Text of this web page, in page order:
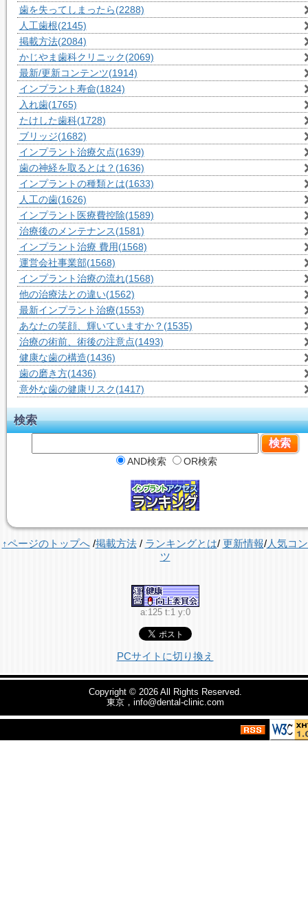
歯を失ってしまったら(2288)
人工歯根(2145)
掲載方法(2084)
かじやま歯科クリニック(2069)
最新/更新コンテンツ(1914)
インプラント寿命(1824)
入れ歯(1765)
たけした歯科(1728)
ブリッジ(1682)
インプラント治療欠点(1639)
歯の神経を取るとは？ (1636)
インプラントの種類とは(1633)
人工の歯(1626)
インプラント医療費控除(1589)
治療後のメンテナンス(1581)
インプラント治療 費用(1568)
運営会社事業部(1568)
インプラント治療の流れ(1568)
他の治療法との違い(1562)
最新インプラント治療(1553)
あなたの笑顔、輝いていますか？ (1535)
治療の術前、術後の注意点(1493)
健康な歯の構造(1436)
歯の磨き方(1436)
意外な歯の健康リスク(1417)
検索
AND検索 OR検索
↑ページのトップへ/掲載方法/ ランキングとは/ 更新情報/人気コ
ツ
a:125 t:1 y:0
PCサイトに切り換え
Copyright © 2026 All Rights Reserved.
東京，info@dental-clinic.com